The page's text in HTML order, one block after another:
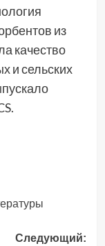
из
качество
и сельских
Следующий: